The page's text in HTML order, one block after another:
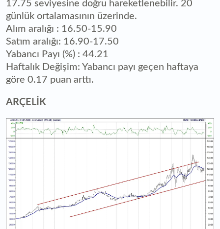
17.75 seviyesine doğru hareketlenebilir. 20
günlük ortalamasının üzerinde.
Alım aralığı : 16.50-15.90
Satım aralığı: 16.90-17.50
Yabancı Payı (%) : 44.21
Haftalık Değişim: Yabancı payı geçen haftaya
göre 0.17 puan arttı.
ARÇELİK